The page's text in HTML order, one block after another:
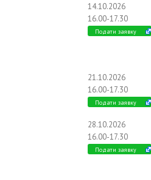
14.10.2026
16.00-17.30
Подати заявку
21.10.2026
16.00-17.30
Подати заявку
28.10.2026
16.00-17.30
Подати заявку